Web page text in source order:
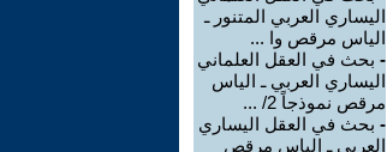
اليساري العربي المتنور ـ
الياس مرقص وا ...
- بحث في العقل العلماني
اليساري العربي ـ الياس
مرقص نموذجاً 2/ ...
- بحث في العقل اليساري
العربي ـ الياس مرقص